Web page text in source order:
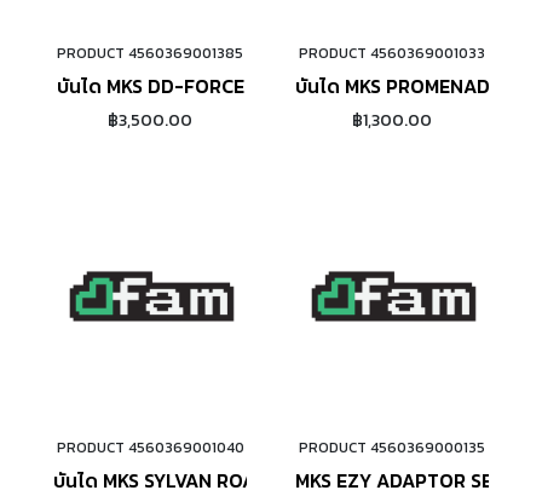
ADD TO CART
PRODUCT 4560369001385
บันได MKS DD-FORCE
฿3,500.00
ADD TO CART
PRODUCT 4560369001033
บันได MKS PROMENADE
฿1,300.00
ADD TO CART
PRODUCT 4560369001040
บันได MKS SYLVAN ROAD
ADD TO CART
PRODUCT 4560369000135
MKS EZY ADAPTOR SETS